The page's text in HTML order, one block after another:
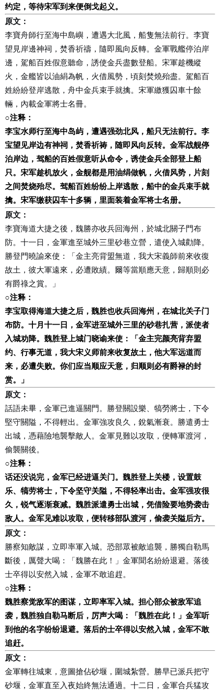
约定，等待宋军到来便倒戈起义。
原文：
李寶舟師行至海中島嶼，遭遇大北風，船隻無法前行。李寶
望見岸邊神祠，焚香祈禱，隨即風向反轉。金軍戰艦停泊岸
邊，駕船百姓假意聽命，誘使金兵盡數登船。宋軍趁機縱
火，金艦皆以油絹為帆，火借風勢，頃刻焚燒殆盡。駕船百
姓紛紛登岸逃散，舟中金兵束手就擒。宋軍繳獲囚車十餘
輛，內載金軍將士名冊。
○注释：
李宝水师行至海中岛屿，遭遇强劲北风，船只无法前行。李
宝望见岸边有神祠，焚香祈祷，随即风向反转。金军战舰停
泊岸边，驾船的百姓假意听从命令，诱使金兵全部登上船
只。宋军趁机放火，金舰都是用油绢做帆，火借风势，片刻
之间焚烧殆尽。驾船百姓纷纷上岸逃散，船中的金兵束手就
擒。宋军缴获囚车十多辆，里面装着金军将士名册。
原文：
李寶海道大捷之後，魏勝亦收兵回海州，於城北關子門布
防。十一日，金軍進至城外三里砂巷立營，遣使入城勸降。
勝登門曉諭來使：「金主亮背盟無道，我大宋義師前來收復
故土，彼大軍遠來，必遭敗績。爾等當順應天意，歸順則必
有爵祿之賞。」
○注释：
李宝取得海道大捷之后，魏胜也收兵回海州，在城北关子门
布防。十月十一日，金军进至城外三里的砂巷扎营，派使者
入城劝降。魏胜登上城门晓谕来使：「金主完颜亮背弃盟
约、行事无道，我大宋义师前来收复故土，他大军远道而
来，必遭失败。你们应当顺应天意，归顺则必有爵禄的封
赏。」
原文：
話語未畢，金軍已進逼關門。勝登關設樂、犒勞將士，下令
堅守關隘，不得輕出。金軍強攻良久，銳氣漸衰。勝遣勇士
出城，憑藉險地襲擊敵人。金軍見難以攻取，便轉軍渡河，
偷襲關後。
○注释：
话还没说完，金军已经进逼关门。魏胜登上关楼，设置鼓
乐、犒劳将士，下令坚守关隘，不得轻率出击。金军强攻很
久，锐气逐渐衰减。魏胜派遣勇士出城，凭借险要地势袭击
敌人。金军见难以攻取，便转移部队渡河，偷袭关隘后方。
原文：
勝察知敵謀，立即率軍入城。恐部眾被敵追襲，勝獨自勒馬
斷後，厲聲大喝：「魏勝在此！」金軍聞名紛紛退避。落後
士卒得以安然入城，金軍不敢追趕。
○注释：
魏胜察觉敌军的图谋，立即率军入城。担心部众被敌军追
袭，魏胜独自勒马断后，厉声大喝：「魏胜在此！」金军听
到他的名字纷纷退避。落后的士卒得以安然入城，金军不敢
追赶。
原文：
金軍轉往城東，意圖搶佔砂堰，圍城紮營。勝早已派兵把守
砂堰，金軍直至入夜始終無法通過。十二日，金軍合兵猛攻